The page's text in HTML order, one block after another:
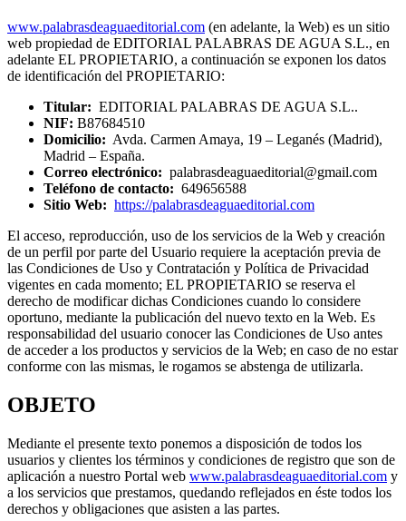
www.palabrasdeaguaeditorial.com (en adelante, la Web) es un sitio
web propiedad de EDITORIAL PALABRAS DE AGUA S.L., en
adelante EL PROPIETARIO, a continuación se exponen los datos
de identificación del PROPIETARIO:
Titular: EDITORIAL PALABRAS DE AGUA S.L..
NIF: B87684510
Domicilio: Avda. Carmen Amaya, 19 – Leganés (Madrid),
Madrid – España.
Correo electrónico: palabrasdeaguaeditorial@gmail.com
Teléfono de contacto: 649656588
Sitio Web: https://palabrasdeaguaeditorial.com
El acceso, reproducción, uso de los servicios de la Web y creación
de un perfil por parte del Usuario requiere la aceptación previa de
las Condiciones de Uso y Contratación y Política de Privacidad
vigentes en cada momento; EL PROPIETARIO se reserva el
derecho de modificar dichas Condiciones cuando lo considere
oportuno, mediante la publicación del nuevo texto en la Web. Es
responsabilidad del usuario conocer las Condiciones de Uso antes
de acceder a los productos y servicios de la Web; en caso de no estar
conforme con las mismas, le rogamos se abstenga de utilizarla.
OBJETO
Mediante el presente texto ponemos a disposición de todos los
usuarios y clientes los términos y condiciones de registro que son de
aplicación a nuestro Portal web www.palabrasdeaguaeditorial.com y
a los servicios que prestamos, quedando reflejados en éste todos los
derechos y obligaciones que asisten a las partes.